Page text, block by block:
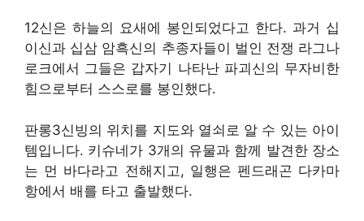
12신은 하늘의 요새에 봉인되었다고 한다. 과거 십
이신과 십삼 암흑신의 추종자들이 벌인 전쟁 라그나
로크에서 그들은 갑자기 나타난 파괴신의 무자비한
힘으로부터 스스로를 봉인했다.
판롱3신빙의 위치를 ​​지도와 ​​열쇠로 알 수 있는 아이
템입니다. 키슈네가 3개의 유물과 함께 발견한 장소
는 먼 바다라고 전해지고, 일행은 펜드래곤 다카마
항에서 배를 타고 출발했다.